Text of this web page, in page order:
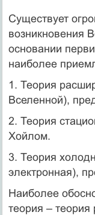
Существует
возникновения
основании
наиболее
1. Теория
Вселенной),
2. Теория
Хойлом.
3. Теория
электронная),
Наиболее
теория –